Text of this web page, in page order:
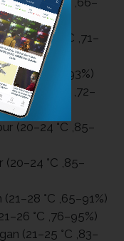
(20–26 °C ,71–
°C ,75–93%)
(20–26 °C ,72–
(20–24 °C ,85–
(20–24 °C ,85–
°C ,65–91%)
°C ,76–95%)
(21–25 °C ,83–